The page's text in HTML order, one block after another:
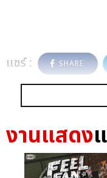
แชร์ : SHARE
งานแสดง